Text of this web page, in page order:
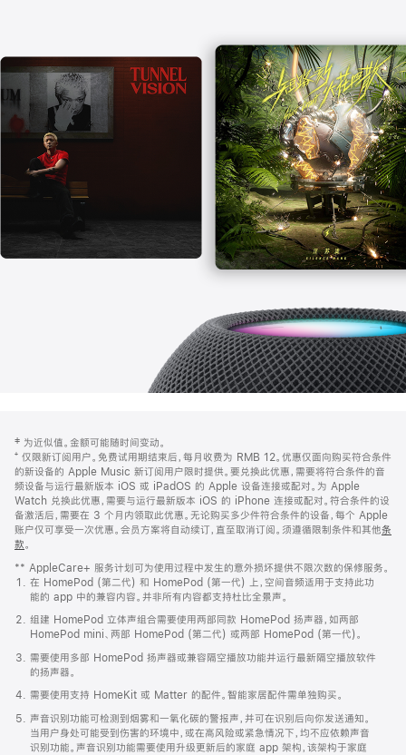
口
中
打
开)
页
页
脚
注
‡ 为近似值。金额可能随时间变动。
⁺ 仅限新订阅用户。免费试用期结束后，每月收费为 RMB 12。优惠仅面向购买符合条件
的新设备的 Apple Music 新订阅用户限时提供。要兑换此优惠，需要将符合条件的音
频设备与运行最新版本 iOS 或 iPadOS 的 Apple 设备连接或配对。为 Apple
Watch 兑换此优惠，需要与运行最新版本 iOS 的 iPhone 连接或配对。符合条件的设
备激活后，需要在 3 个月内领取此优惠。无论购买多少件符合条件的设备，每个 Apple
账户仅可享受一次优惠。会员方案将自动续订，直至取消订阅。须遵循限制条件和其他条
款。
窗
口
中
打
开)
** AppleCare+ 服务计划可为使用过程中发生的意外损坏提供不限次数的保修服务。
在 HomePod (第二代) 和 HomePod (第一代) 上，空间音频适用于支持此功
能的 app 中的兼容内容。并非所有内容都支持杜比全景声。
组建 HomePod 立体声组合需要使用两部同款 HomePod 扬声器，如两部
HomePod mini、两部 HomePod (第二代) 或两部 HomePod (第一代)。
需要使用多部 HomePod 扬声器或兼容隔空播放功能并运行最新隔空播放软件
的扬声器。
需要使用支持 HomeKit 或 Matter 的配件。智能家居配件需单独购买。
声音识别功能可检测到烟雾和一氧化碳的警报声，并可在识别后向你发送通知。
当用户身处可能受到伤害的环境中，或在高风险或紧急情况下，均不应依赖声音
识别功能。声音识别功能需要使用升级更新后的家庭 app 架构，该架构于家庭